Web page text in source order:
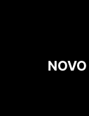
NOVO